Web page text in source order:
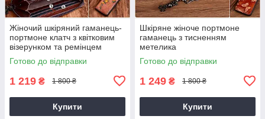
Жіночий шкіряний гаманець-
портмоне клатч з квітковим
візерунком та ремінцем
Готово до відправки
1 219 ₴ 1 800 ₴
Купити
Шкіряне жіноче портмоне
гаманець з тисненням
метелика
Готово до відправки
1 249 ₴ 1 800 ₴
Купити